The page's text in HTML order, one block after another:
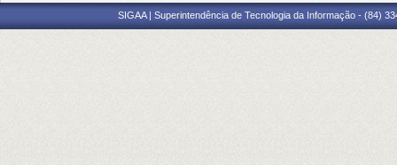
SIGAA | Superintendência de Tecnologia da Informação - (84)